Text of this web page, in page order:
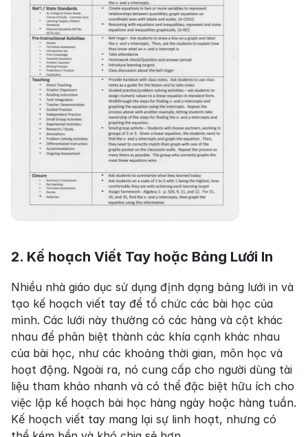
2. Kế hoạch Viết Tay hoặc Bảng Lưới In
Nhiều nhà giáo dục sử dụng định dạng bảng lưới in và
tạo kế hoạch viết tay để tổ chức các bài học của
mình. Các lưới này thường có các hàng và cột khác
nhau để phân biệt thành các khía cạnh khác nhau
của bài học, như các khoảng thời gian, môn học và
hoạt động. Ngoài ra, nó cung cấp cho người dùng tài
liệu tham khảo nhanh và có thể đặc biệt hữu ích cho
việc lập kế hoạch bài học hàng ngày hoặc hàng tuần.
Kế hoạch viết tay mang lại sự linh hoạt, nhưng có